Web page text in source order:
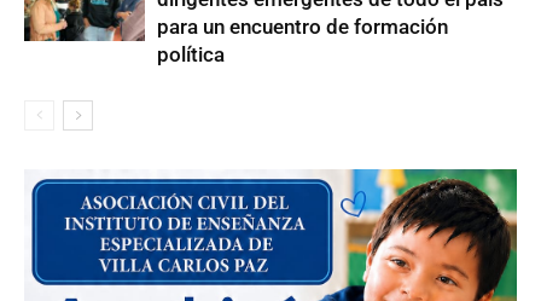
para un encuentro de formación
política